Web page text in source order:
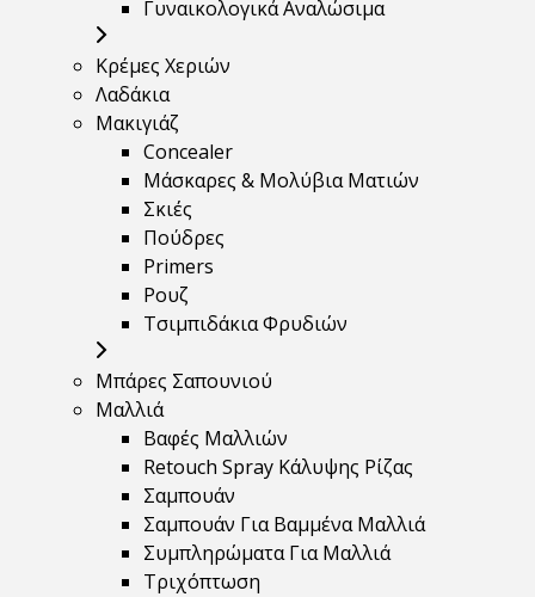
Γυναικολογικά Αναλώσιμα
Κρέμες Χεριών
Λαδάκια
Μακιγιάζ
Concealer
Μάσκαρες & Μολύβια Ματιών
Σκιές
Πούδρες
Primers
Ρουζ
Τσιμπιδάκια Φρυδιών
Μπάρες Σαπουνιού
Μαλλιά
Βαφές Μαλλιών
Retouch Spray Κάλυψης Ρίζας
Σαμπουάν
Σαμπουάν Για Βαμμένα Μαλλιά
Συμπληρώματα Για Μαλλιά
Τριχόπτωση